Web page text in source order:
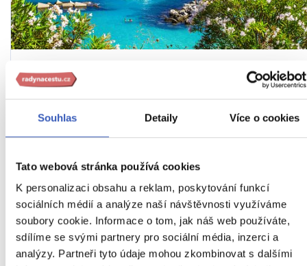
Souhlas Detaily Více o cookies
Tato webová stránka používá cookies
K personalizaci obsahu a reklam, poskytování funkcí
sociálních médií a analýze naší návštěvnosti využíváme
soubory cookie. Informace o tom, jak náš web používáte,
sdílíme se svými partnery pro sociální média, inzerci a
analýzy. Partneři tyto údaje mohou zkombinovat s dalšími
To nejkrásnější z Apulie + MATERA
procházka mezi domky trulli v Alberobellu (UNESCO)
Náročnost
12. – 16. 11. 2026 (5 dní / 4 noci)
28 990 Kč